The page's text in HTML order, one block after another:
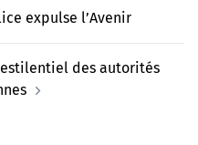
expulse l’Avenir
des autorités